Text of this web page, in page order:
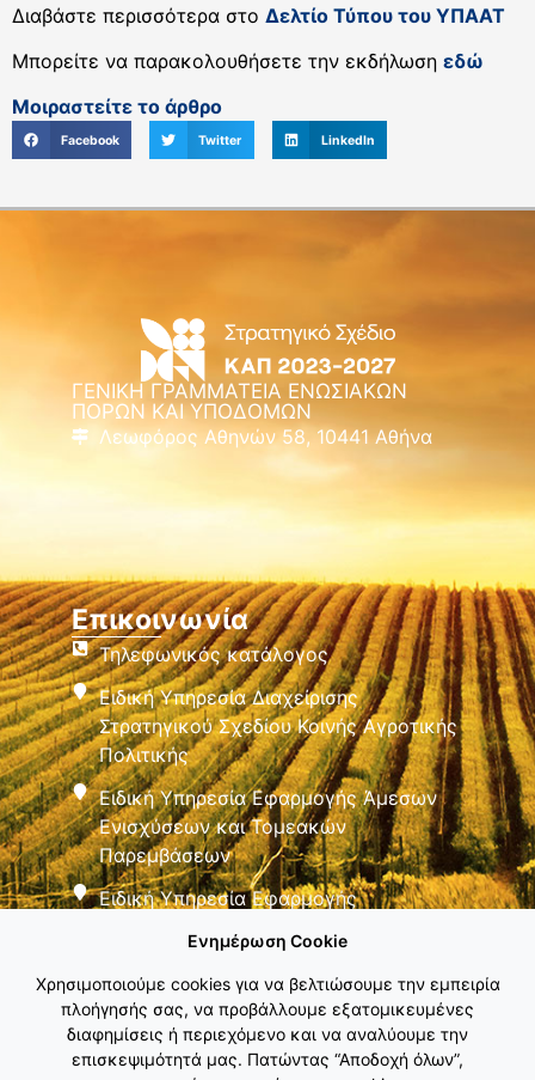
Διαβάστε περισσότερα στο Δελτίο Τύπου του ΥΠΑΑΤ
Μπορείτε να παρακολουθήσετε την εκδήλωση εδώ
Μοιραστείτε το άρθρο
Facebook Twitter LinkedIn
ΓΕΝΙΚΗ ΓΡΑΜΜΑΤΕΙΑ ΕΝΩΣΙΑΚΩΝ
ΠΟΡΩΝ ΚΑΙ ΥΠΟΔΟΜΩΝ
Λεωφόρος Αθηνών 58, 10441 Αθήνα
Επικοινωνία
Τηλεφωνικός κατάλογος
Ειδική Υπηρεσία Διαχείρισης
Στρατηγικού Σχεδίου Κοινής Αγροτικής
Πολιτικής
Ειδική Υπηρεσία Εφαρμογής Άμεσων
Ενισχύσεων και Τομεακών
Παρεμβάσεων
Ειδική Υπηρεσία Εφαρμογής
Ενημέρωση Cookie
Χρησιμοποιούμε cookies για να βελτιώσουμε την εμπειρία
πλοήγησής σας, να προβάλλουμε εξατομικευμένες
διαφημίσεις ή περιεχόμενο και να αναλύουμε την
επισκεψιμότητά μας. Πατώντας “Αποδοχή όλων”,